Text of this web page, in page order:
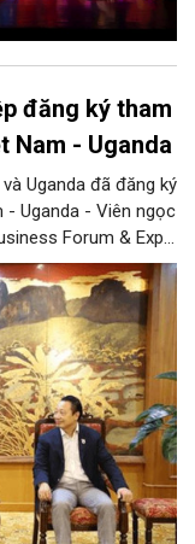
đăng ký tham
Nam - Uganda
Uganda đã đăng ký
- Uganda - Viên ngọc
Forum & Expo
lớn của sự kiện
đồng thời mở ra kỳ
thực chất giữa Việt